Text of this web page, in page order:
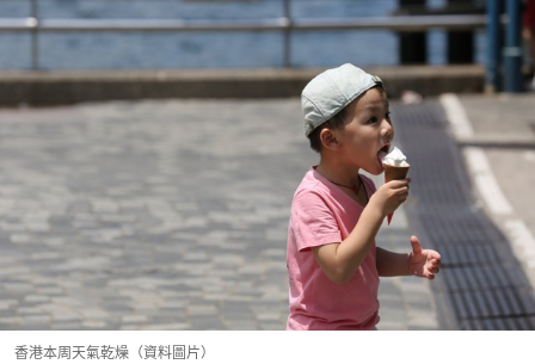
香港本周天氣乾燥（資料圖片）